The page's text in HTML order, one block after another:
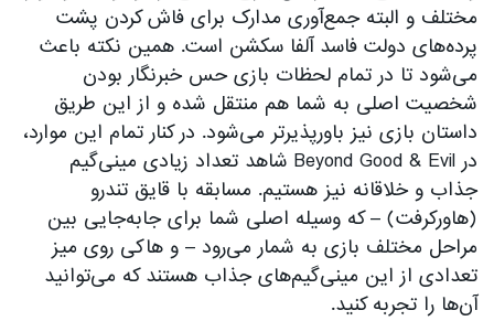
مختلف و البته جمع‌آوری مدارک برای فاش کردن پشت
پرده‌های دولت فاسد آلفا سکشن است. همین نکته باعث
می‌شود تا در تمام لحظات بازی حس خبرنگار بودن
شخصیت اصلی به شما هم منتقل شده و از این طریق
داستان بازی نیز باورپذیرتر می‌شود. در کنار تمام این موارد،
در Beyond Good & Evil شاهد تعداد زیادی مینی‌گیم
جذاب و خلاقانه نیز هستیم. مسابقه با قایق تندرو
(هاورکرفت) – که وسیله اصلی شما برای جابه‌جایی بین
مراحل مختلف بازی به شمار می‌رود – و هاکی روی میز
تعدادی از این مینی‌گیم‌های جذاب هستند که می‌توانید
آن‌ها را تجربه کنید.